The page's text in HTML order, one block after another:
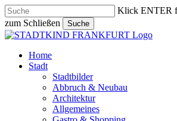
Skip
to
main
content
Klick ENTER
zum Schließen
Suche
Close
search
Menu
Home
Stadt
Stadtbilder
Abbruch & Neubau
Architektur
Allgemeines